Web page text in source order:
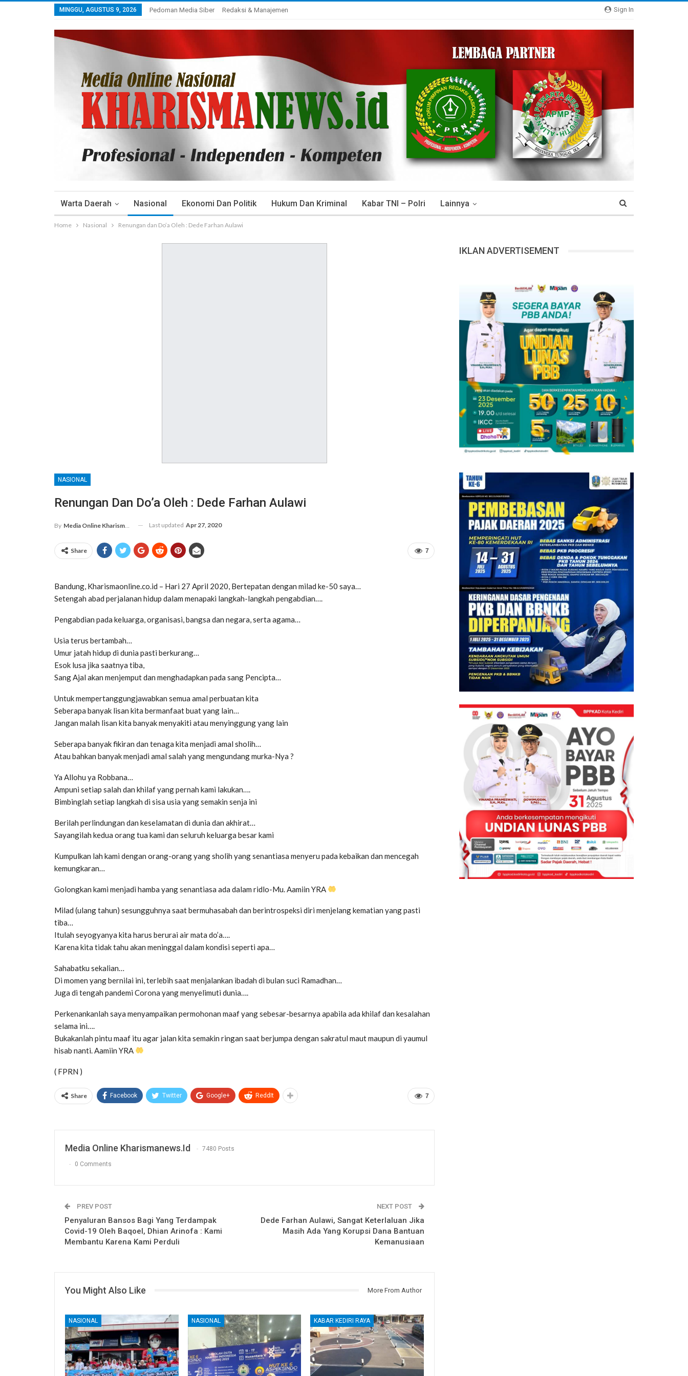
Sign In
MINGGU, AGUSTUS 9, 2026 Pedoman Media Siber Redaksi & Manajemen
Warta Daerah Nasional Ekonomi Dan Politik Hukum Dan Kriminal Kabar TNI – Polri Lainnya
Home Nasional Renungan dan Do’a Oleh : Dede Farhan Aulawi
NASIONAL
Renungan Dan Do’a Oleh : Dede Farhan Aulawi
By Media Online Kharismanews.id Last updated Apr 27, 2020
7
Share
Bandung, Kharismaonline.co.id – Hari 27 April 2020, Bertepatan dengan milad ke-50 saya…
Setengah abad perjalanan hidup dalam menapaki langkah-langkah pengabdian….
Pengabdian pada keluarga, organisasi, bangsa dan negara, serta agama…
Usia terus bertambah…
Umur jatah hidup di dunia pasti berkurang…
Esok lusa jika saatnya tiba,
Sang Ajal akan menjemput dan menghadapkan pada sang Pencipta…
Untuk mempertanggungjawabkan semua amal perbuatan kita
Seberapa banyak lisan kita bermanfaat buat yang lain…
Jangan malah lisan kita banyak menyakiti atau menyinggung yang lain
Seberapa banyak fikiran dan tenaga kita menjadi amal sholih…
Atau bahkan banyak menjadi amal salah yang mengundang murka-Nya ?
Ya Allohu ya Robbana…
Ampuni setiap salah dan khilaf yang pernah kami lakukan….
Bimbinglah setiap langkah di sisa usia yang semakin senja ini
Berilah perlindungan dan keselamatan di dunia dan akhirat…
Sayangilah kedua orang tua kami dan seluruh keluarga besar kami
Kumpulkan lah kami dengan orang-orang yang sholih yang senantiasa menyeru pada kebaikan dan mencegah
kemungkaran…
Golongkan kami menjadi hamba yang senantiasa ada dalam ridlo-Mu. Aamiin YRA
Milad (ulang tahun) sesungguhnya saat bermuhasabah dan berintrospeksi diri menjelang kematian yang pasti
tiba…
Itulah seyogyanya kita harus berurai air mata do’a….
Karena kita tidak tahu akan meninggal dalam kondisi seperti apa…
Sahabatku sekalian…
Di momen yang bernilai ini, terlebih saat menjalankan ibadah di bulan suci Ramadhan…
Juga di tengah pandemi Corona yang menyelimuti dunia….
Perkenankanlah saya menyampaikan permohonan maaf yang sebesar-besarnya apabila ada khilaf dan kesalahan
selama ini….
Bukakanlah pintu maaf itu agar jalan kita semakin ringan saat berjumpa dengan sakratul maut maupun di yaumul
hisab nanti. Aamiin YRA
( FPRN )
7
Share Facebook Twitter Google+ ReddIt
Media Online Kharismanews.id 7480 Posts
0 Comments
PREV POST
Penyaluran Bansos Bagi Yang Terdampak
Covid-19 Oleh Baqoel, Dhian Arinofa : Kami
Membantu Karena Kami Perduli
NEXT POST
Dede Farhan Aulawi, Sangat Keterlaluan Jika
Masih Ada Yang Korupsi Dana Bantuan
Kemanusiaan
You Might Also Like More From Author
NASIONAL NASIONAL KABAR KEDIRI RAYA
IKLAN ADVERTISEMENT